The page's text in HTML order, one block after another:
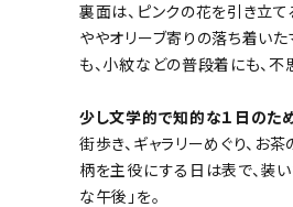
裏面は、ピンクの花を引き立て
ややオリーブ寄りの落ち着い
も、小紋などの普段着にも、
少し文学的で知的な１日のため
街歩き、ギャラリーめぐり、お茶
柄を主役にする日は表で、装
な午後」を。